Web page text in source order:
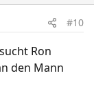
#10
Ron
den Mann